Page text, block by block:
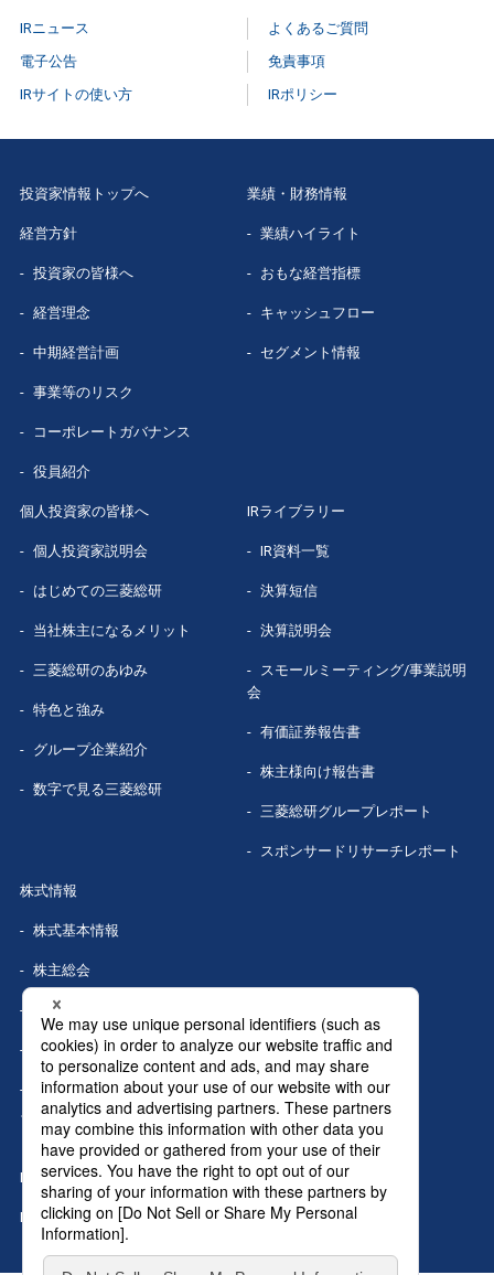
役員紹介
スモールミーティング/事業説明会
有価証券報告書
株主様向け報告書
三菱総研グループレポート
スポンサードリサーチレポート
株主総会
株式事務手続き
株価情報（Yahoo!ファイナンス）
個人投資家説明会
特色と強み
グループ企業
数字で見る
IRニュース
よくあるご質問
電子公告
免責事項
IRサイトの使い方
IRポリシー
投資家情報トップへ
経営方針
投資家の皆様へ
経営理念
中期経営計画
事業等のリスク
コーポレートガバナンス
役員紹介
業績・財務情報
業績ハイライト
おもな経営指標
キャッシュフロー
セグメント情報
個人投資家の皆様へ
個人投資家説明会
はじめての三菱総研
当社株主になる メリット
三菱総研のあゆみ
特色と強み
グループ企業紹介
数字で見る三菱総研
IRライブラリー
IR資料一覧
決算短信
決算説明会
スモールミーティング/事業説明
会
有価証券報告書
株主様向け報告書
三菱総研グループレポート
スポンサードリサーチレポート
株式情報
株式基本情報
株主総会
株式事務手続き
配当情報
株価情報（Yahoo!ファイナン
ス）
IRカレンダー IRニュース
MRIグランドトップへ